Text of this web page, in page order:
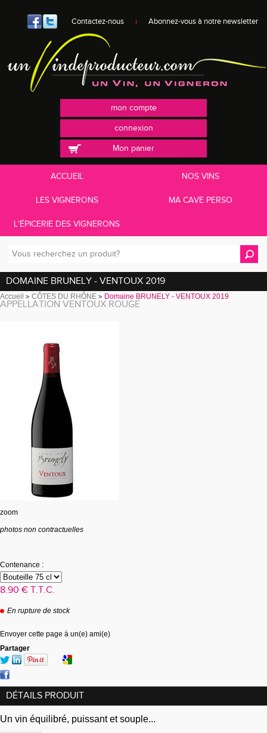
mon compte
connexion
Mon panier
ACCUEIL NOS VINS
LES VIGNERONS MA CAVE PERSO
L'ÉPICERIE DES VIGNERONS
Accueil CÔTES DU RHÔNE Domaine BRUNELY - VENTOUX 2019
DOMAINE BRUNELY - VENTOUX 2019
APPELLATION VENTOUX ROUGE
zoom
photos non contractuelles
Contenance :
8.90 € T.T.C.
En rupture de stock
Envoyer cette page à un(e) ami(e)
Partager
DÉTAILS PRODUIT
Un vin équilibré, puissant et souple...
Contactez-nous Abonnez-vous à notre newsletter